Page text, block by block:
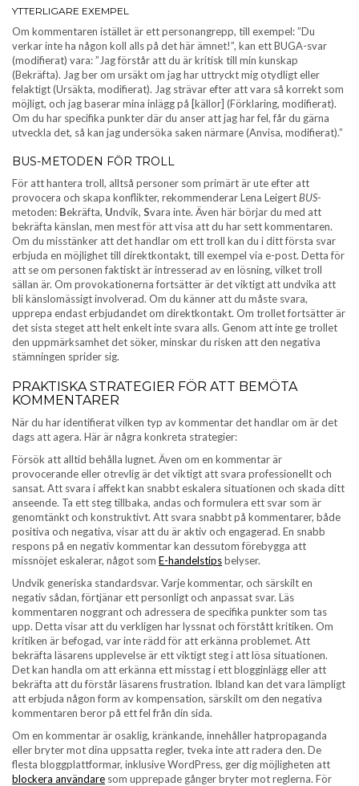
YTTERLIGARE EXEMPEL
Om kommentaren istället är ett personangrepp, till exempel: ”Du
verkar inte ha någon koll alls på det här ämnet!”, kan ett BUGA-svar
(modifierat) vara: ”Jag förstår att du är kritisk till min kunskap
(Bekräfta). Jag ber om ursäkt om jag har uttryckt mig otydligt eller
felaktigt (Ursäkta, modifierat). Jag strävar efter att vara så korrekt som
möjligt, och jag baserar mina inlägg på [källor] (Förklaring, modifierat).
Om du har specifika punkter där du anser att jag har fel, får du gärna
utveckla det, så kan jag undersöka saken närmare (Anvisa, modifierat).”
BUS-METODEN FÖR TROLL
För att hantera troll, alltså personer som primärt är ute efter att
provocera och skapa konflikter, rekommenderar Lena LeigertBUS-
metoden: Bekräfta, Undvik, Svara inte. Även här börjar du med att
bekräfta känslan, men mest för att visa att du har sett kommentaren.
Om du misstänker att det handlar om ett troll kan du i ditt första svar
erbjuda en möjlighet till direktkontakt, till exempel via e-post. Detta för
att se om personen faktiskt är intresserad av en lösning, vilket troll
sällan är. Om provokationerna fortsätter är det viktigt att undvika att
bli känslomässigt involverad. Om du känner att du måste svara,
upprepa endast erbjudandet om direktkontakt. Om trollet fortsätter är
det sista steget att helt enkelt inte svara alls. Genom att inte ge trollet
den uppmärksamhet det söker, minskar du risken att den negativa
stämningen sprider sig.
PRAKTISKA STRATEGIER FÖR ATT BEMÖTA
KOMMENTARER
När du har identifierat vilken typ av kommentar det handlar om är det
dags att agera. Här är några konkreta strategier:
Försök att alltid behålla lugnet. Även om en kommentar är
provocerande eller otrevlig är det viktigt att svara professionellt och
sansat. Att svara i affekt kan snabbt eskalera situationen och skada ditt
anseende. Ta ett steg tillbaka, andas och formulera ett svar som är
genomtänkt och konstruktivt. Att svara snabbt på kommentarer, både
positiva och negativa, visar att du är aktiv och engagerad. En snabb
respons på en negativ kommentar kan dessutom förebygga att
missnöjet eskalerar, något som E-handelstipsbelyser.
Undvik generiska standardsvar. Varje kommentar, och särskilt en
negativ sådan, förtjänar ett personligt och anpassat svar. Läs
kommentaren noggrant och adressera de specifika punkter som tas
upp. Detta visar att du verkligen har lyssnat och förstått kritiken. Om
kritiken är befogad, var inte rädd för att erkänna problemet. Att
bekräfta läsarens upplevelse är ett viktigt steg i att lösa situationen.
Det kan handla om att erkänna ett misstag i ett blogginlägg eller att
bekräfta att du förstår läsarens frustration. Ibland kan det vara lämpligt
att erbjuda någon form av kompensation, särskilt om den negativa
kommentaren beror på ett fel från din sida.
Om en kommentar är osaklig, kränkande, innehåller hatpropaganda
eller bryter mot dina uppsatta regler, tveka inte att radera den. De
flesta bloggplattformar, inklusive WordPress, ger dig möjligheten att
blockera användare som upprepade gånger bryter mot reglerna. För